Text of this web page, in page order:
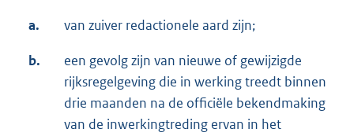
a. van zuiver redactionele aard zijn;
b.
een gevolg zijn van nieuwe of gewijzigde
rijksregelgeving die in werking treedt binnen
drie maanden na de officiële bekendmaking
van de inwerkingtreding ervan in het